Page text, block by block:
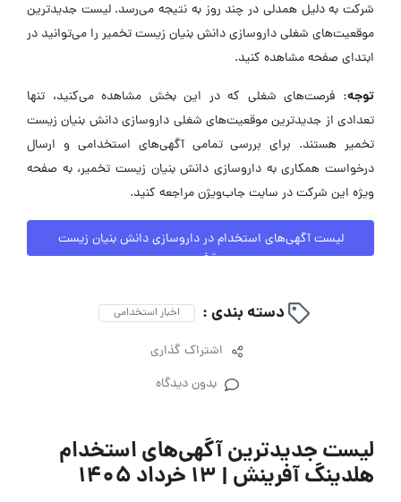
شرکت به دلیل همدلی در چند روز به نتیجه می‌رسد. لیست جدیدترین
موقعیت‌های شغلی داروسازی دانش بنیان زیست تخمیر را می‌توانید در
ابتدای صفحه مشاهده کنید.
توجه: فرصت‌های شغلی که در این بخش مشاهده می‌کنید، تنها
تعدادی از جدیدترین موقعیت‌های شغلی داروسازی دانش بنیان زیست
تخمیر هستند. برای بررسی تمامی آگهی‌های استخدامی و ارسال
درخواست همکاری به داروسازی دانش بنیان زیست تخمیر، به صفحه
ویژه این شرکت در سایت جاب‌ویژن مراجعه کنید.
لیست آگهی‌های استخدام در داروسازی دانش بنیان زیست
تخمیر
دسته بندی : اخبار استخدامی
اشتراک گذاری
بدون دیدگاه
لیست جدیدترین آگهی‌های استخدام
هلدینگ آفرینش | ۱۳ خرداد ۱۴۰۵